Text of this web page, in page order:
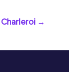
Charleroi →